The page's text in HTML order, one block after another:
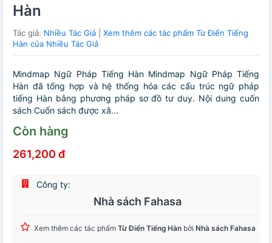
Hàn
Tác giả: Nhiều Tác Giả
Xem thêm các tác phẩm Từ Điển Tiếng
Hàn của Nhiều Tác Giả
Mindmap Ngữ Pháp Tiếng Hàn Mindmap Ngữ Pháp Tiếng
Hàn đã tổng hợp và hệ thống hóa các cấu trúc ngữ pháp
tiếng Hàn bằng phương pháp sơ đồ tư duy. Nội dung cuốn
sách Cuốn sách được xâ...
Còn hàng
261,200 đ
Công ty:
Nhà sách Fahasa
Xem thêm các tác phẩm Từ Điển Tiếng Hàn bởi Nhà sách Fahasa